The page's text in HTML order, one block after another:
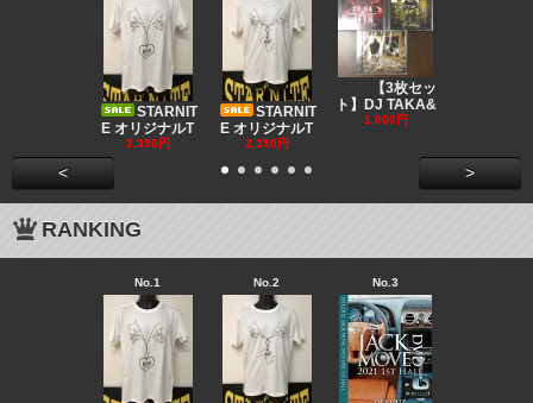
STARNIT
E オリジナルT
2,350円
STARNIT
E オリジナルT
2,350円
【3枚セッ
ト】DJ TAKA&
1,000円
< >
RANKING
No.1 No.2 No.3